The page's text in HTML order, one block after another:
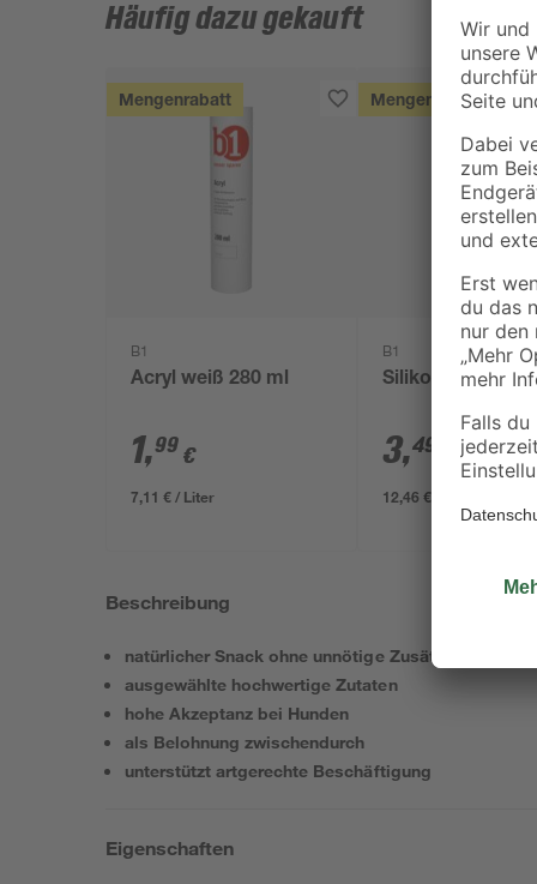
Häufig dazu gekauft
Mengenrabatt
B1
Acryl weiß 280 ml
1,99 €
7,11 € / Liter
Mengenrabatt
B1
Silikon weiß 280
3,49
12,46 € / Liter
Beschreibung
natürlicher Snack ohne unnötige Zusätze
ausgewählte hochwertige Zutaten
hohe Akzeptanz bei Hunden
als Belohnung zwischendurch
unterstützt artgerechte Beschäftigung
Eigenschaften